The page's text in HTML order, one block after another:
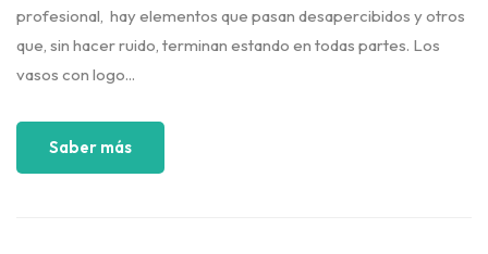
profesional, hay elementos que pasan desapercibidos y otros
que, sin hacer ruido, terminan estando en todas partes. Los
vasos con logo...
Saber más